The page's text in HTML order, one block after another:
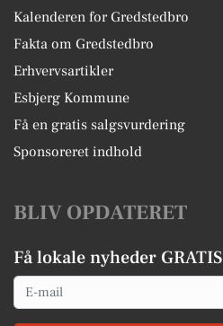
Kalenderen for Gredstedbro
Fakta om Gredstedbro
Erhvervsartikler
Esbjerg Kommune
Få en gratis salgsvurdering
Sponsoreret indhold
BLIV OPDATERET
Få lokale nyheder GRATIS
Email